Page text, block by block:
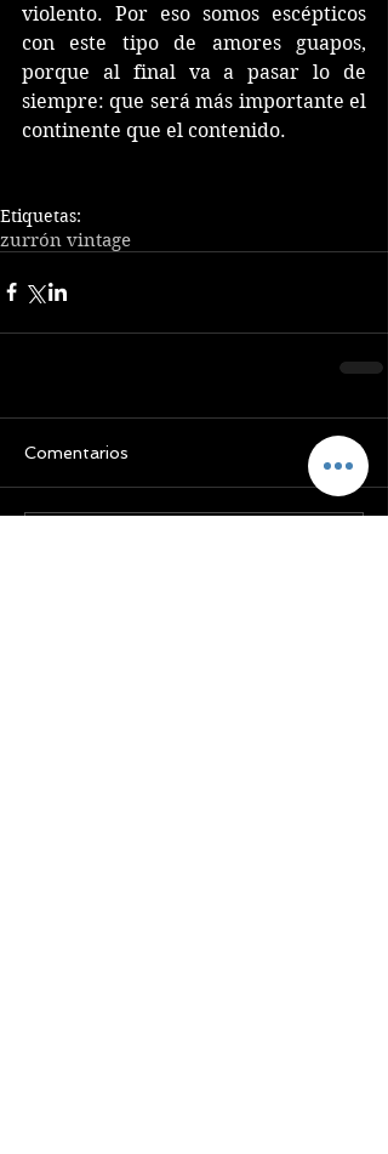
violento. Por eso somos escépticos
con este tipo de amores guapos,
porque al final va a pasar lo de
siempre: que será más importante el
continente que el contenido.
Etiquetas:
zurrón vintage
Comentarios